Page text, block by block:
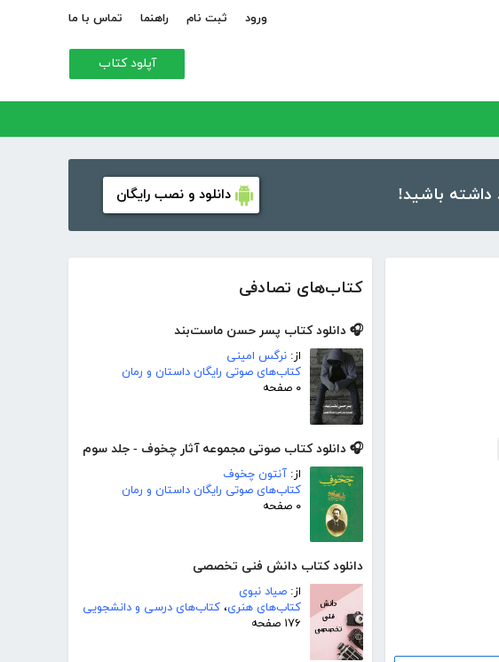
ورود ثبت نام راهنما تماس با ما
آپلود کتاب
دانلود و نصب رایگان
کتاب‌های تصادفی
🎧 دانلود کتاب پسر حسن ماست‌بند
از: نرگس امینی
کتاب‌های صوتی رایگان داستان و رمان
۰ صفحه
🎧 دانلود کتاب صوتی مجموعه آثار چخوف - جلد سوم
از: آنتون چخوف
کتاب‌های صوتی رایگان داستان و رمان
۰ صفحه
دانلود کتاب دانش فنی تخصصی
از: صیاد نبوی
کتاب‌های هنری، کتاب‌های درسی و دانشجویی
۱۷۶ صفحه